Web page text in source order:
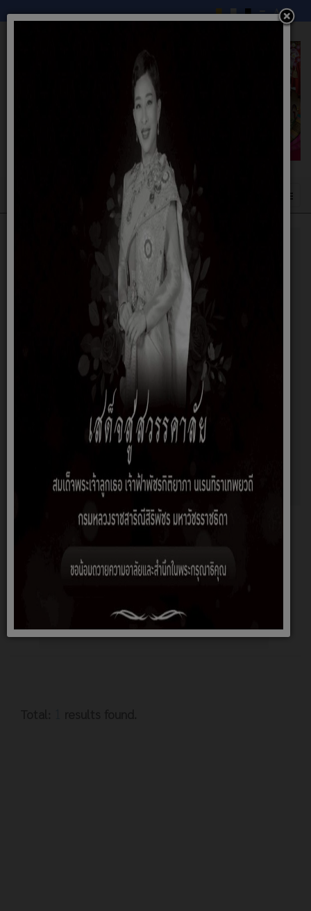
อ๊ะ! มีบางอย่างผิดพลาด
หน้านี้ไม่ได้โหลด Google Maps อย่างถูกต้อง ดูคอนโซล
JavaScript สำหรับรายละเอียดทางเทคนิค
SEARCH